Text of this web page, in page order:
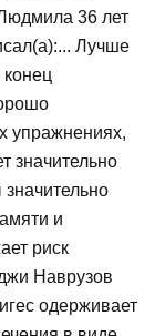
36 лет
Лучше
упражнениях,
значительно
и
риск
Наврузов
одерживает